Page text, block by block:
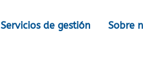
Servicios de gestión Sobre